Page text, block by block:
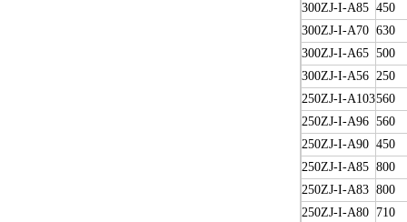
300ZJ-I-A85 450
300ZJ-I-A70 630
300ZJ-I-A65 500
300ZJ-I-A56 250
250ZJ-I-A103560
250ZJ-I-A96 560
250ZJ-I-A90 450
250ZJ-I-A85 800
250ZJ-I-A83 800
250ZJ-I-A80 710